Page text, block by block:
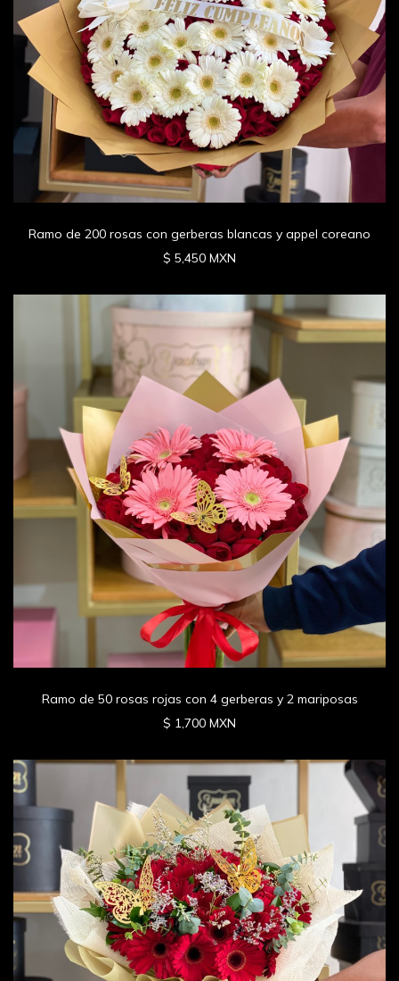
Ramo de 200 rosas con gerberas blancas y appel coreano
$ 5,450 MXN
Ramo de 50 rosas rojas con 4 gerberas y 2 mariposas
$ 1,700 MXN